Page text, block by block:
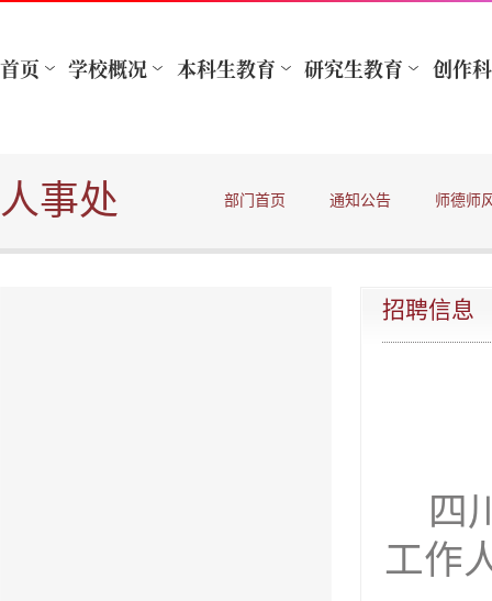
人事处 部门首页 通知公告 师德师
招聘信息
四
工作